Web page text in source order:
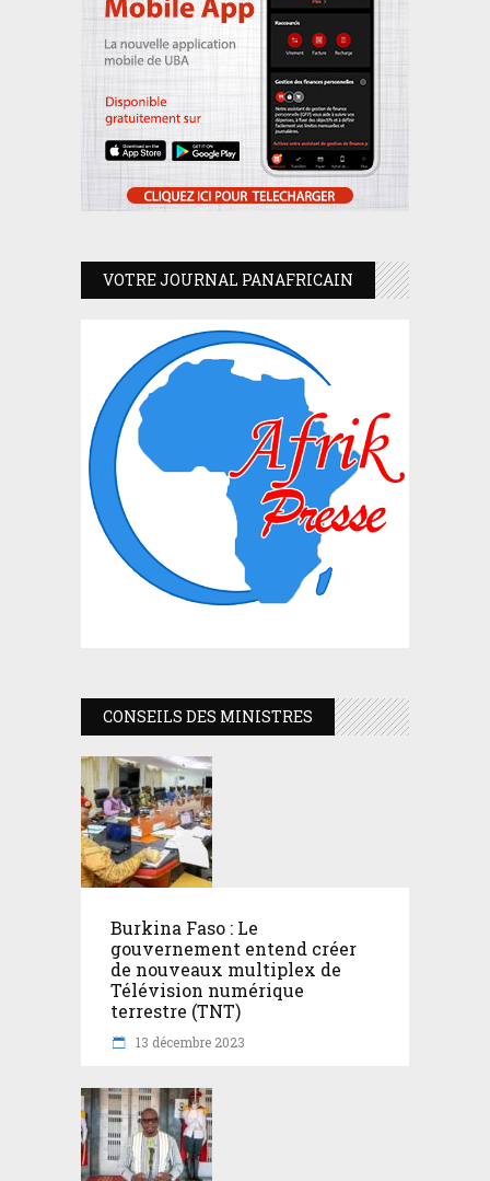
VOTRE JOURNAL PANAFRICAIN
CONSEILS DES MINISTRES
Burkina Faso : Le
gouvernement entend créer
de nouveaux multiplex de
Télévision numérique
terrestre (TNT)
13 décembre 2023